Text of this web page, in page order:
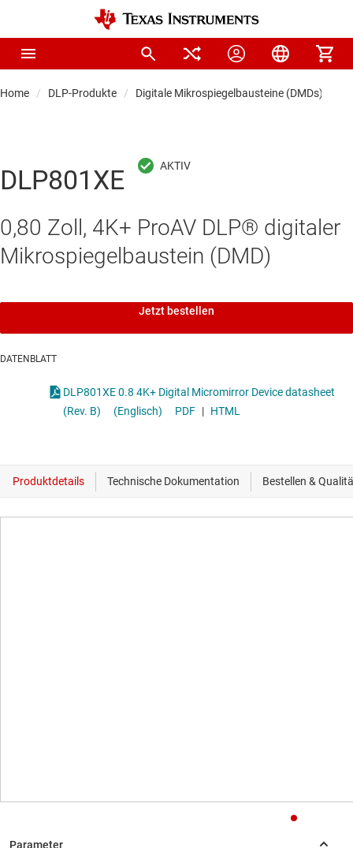
Home DLP-Produkte Digitale Mikrospiegelbausteine (DMDs) für
DLP801XE
0,80 Zoll, 4K+ ProAV DLP® digitaler
Mikrospiegelbaustein (DMD)
Jetzt bestellen
DATENBLATT
DLP801XE 0.8 4K+ Digital Micromirror Device datasheet
(Rev. B)
(Englisch) PDF | HTML